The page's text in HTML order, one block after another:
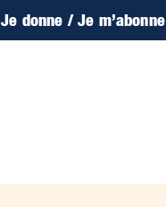
Je donne / Je m’abonne